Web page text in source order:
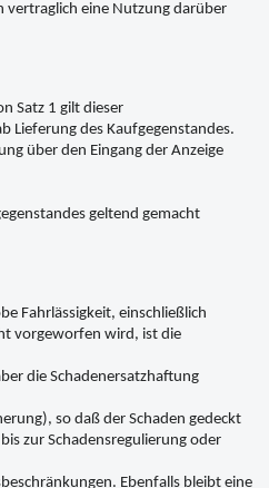
vertraglich eine Nutzung darüber
Satz 1 gilt dieser
Lieferung des Kaufgegenstandes.
über den Eingang der Anzeige
geltend gemacht
Fahrlässigkeit, einschließlich
vorgeworfen wird, ist die
die Schadenersatzhaftung
so daß der Schaden gedeckt
zur Schadensregulierung oder
Ebenfalls bleibt eine